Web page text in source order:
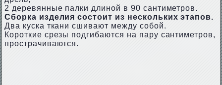
2 деревянные палки длиной в 90 сантиметров.
Сборка изделия состоит из нескольких этапов.
Два куска ткани сшивают между собой.
Короткие срезы подгибаются на пару сантиметров,
прострачиваются.